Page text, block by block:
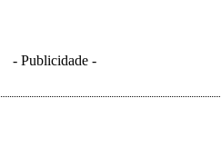
- Publicidade -